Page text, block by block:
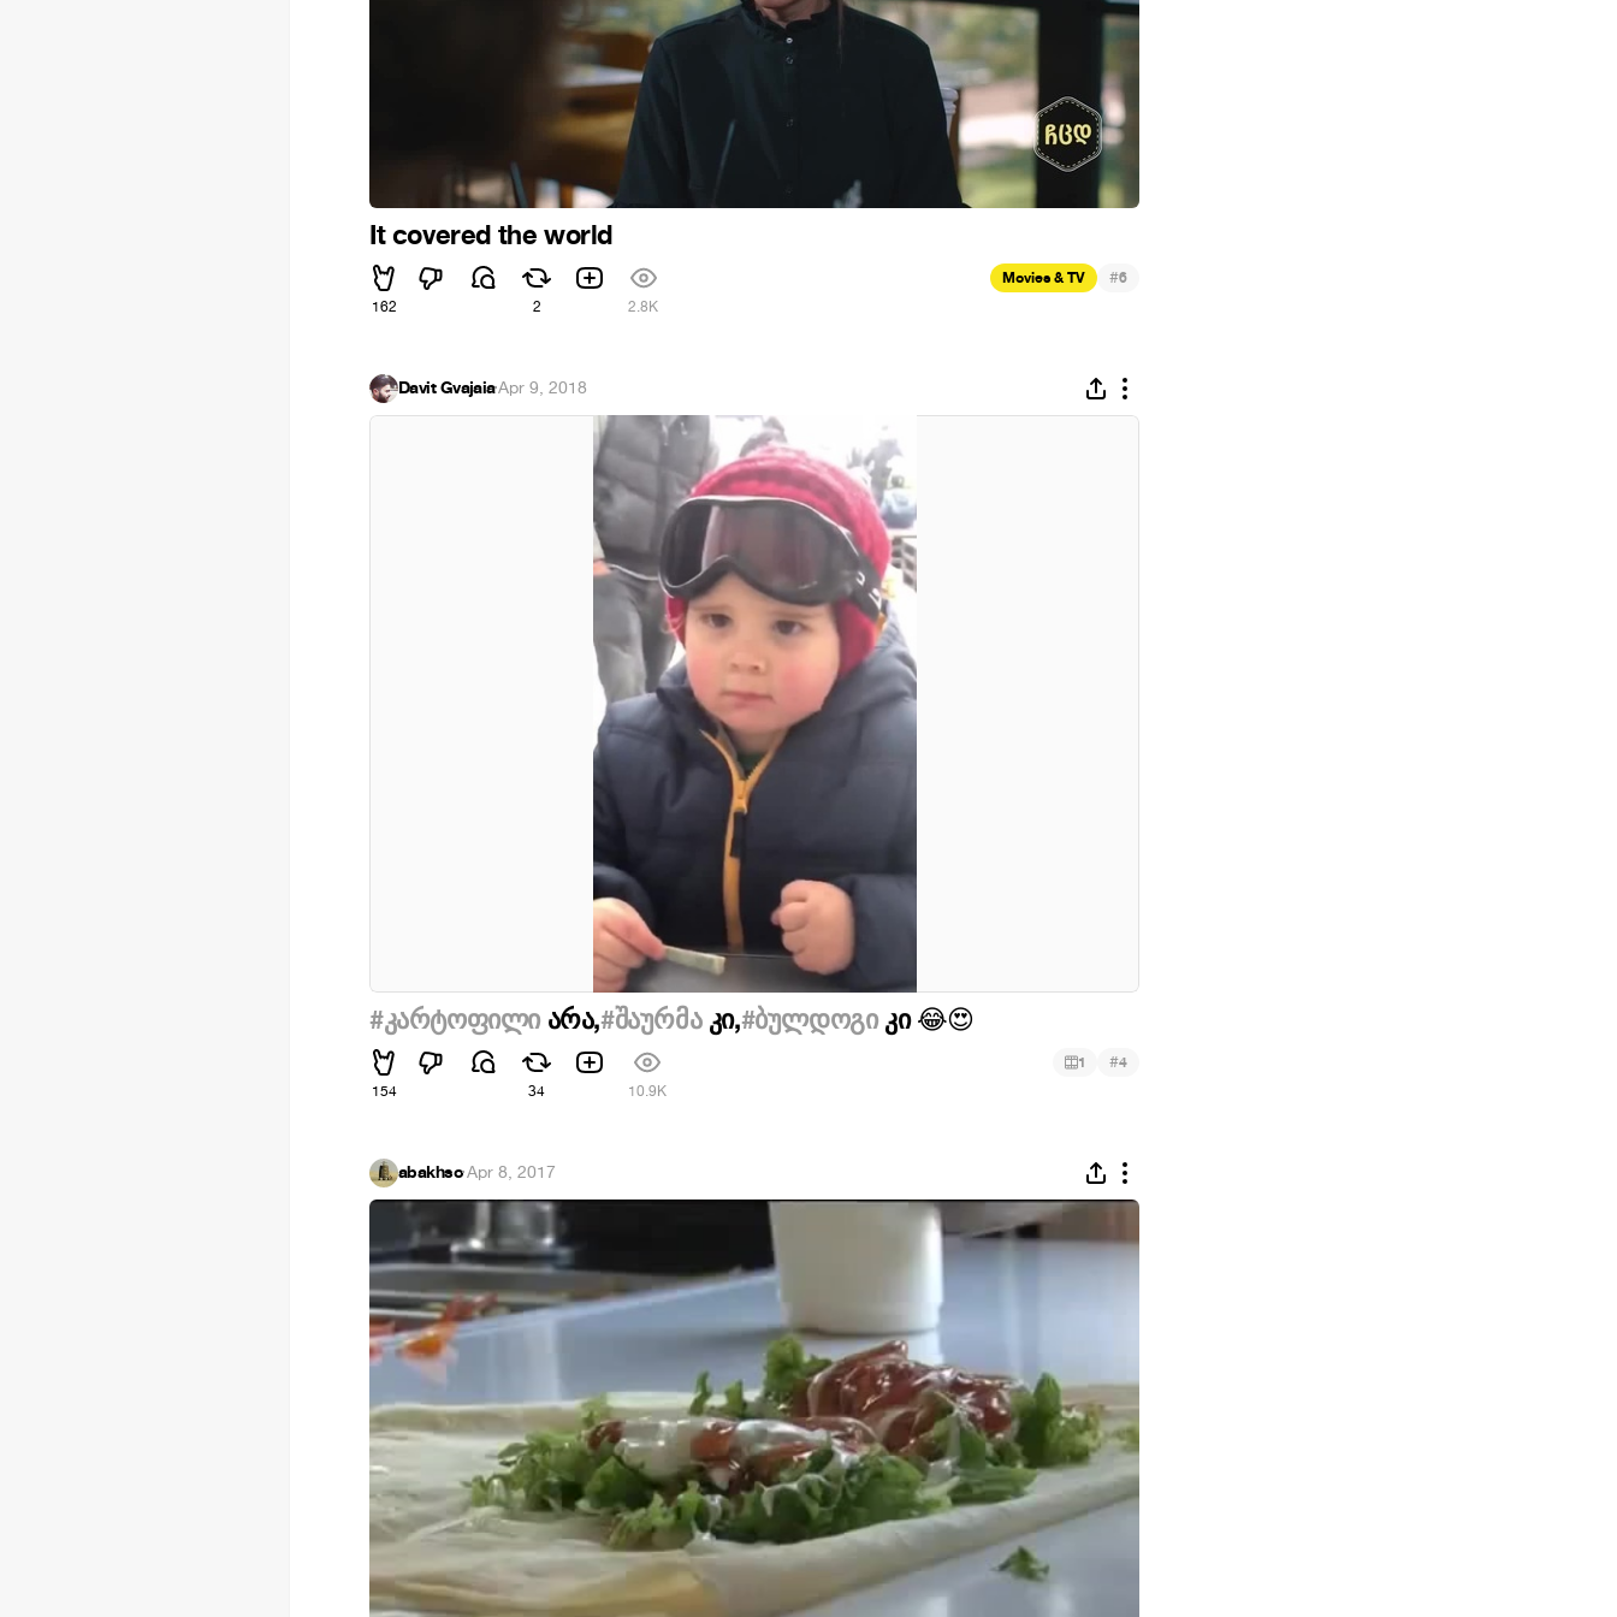
It covered the world
162 2 2.8K
Movies & TV #6
Davit Gvajaia·Apr 9, 2018
#კარტოფილი არა,#შაურმაკი,#ბულდოგიკი 😂😍
154 34 10.9K
1 #4
abakhso·Apr 8, 2017